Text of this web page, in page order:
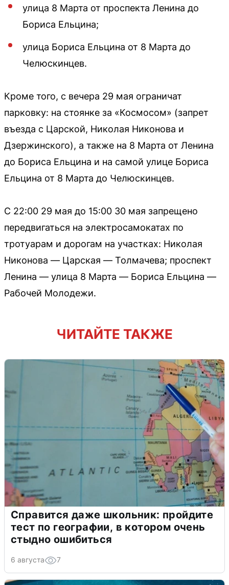
улица 8 Марта от проспекта Ленина до
Бориса Ельцина;
улица Бориса Ельцина от 8 Марта до
Челюскинцев.
Кроме того, с вечера 29 мая ограничат
парковку: на стоянке за «Космосом» (запрет
въезда с Царской, Николая Никонова и
Дзержинского), а также на 8 Марта от Ленина
до Бориса Ельцина и на самой улице Бориса
Ельцина от 8 Марта до Челюскинцев.
С 22:00 29 мая до 15:00 30 мая запрещено
передвигаться на электросамокатах по
тротуарам и дорогам на участках: Николая
Никонова — Царская — Толмачева; проспект
Ленина — улица 8 Марта — Бориса Ельцина —
Рабочей Молодежи.
ЧИТАЙТЕ ТАКЖЕ
Справится даже школьник: пройдите
тест по географии, в котором очень
стыдно ошибиться
6 августа 7